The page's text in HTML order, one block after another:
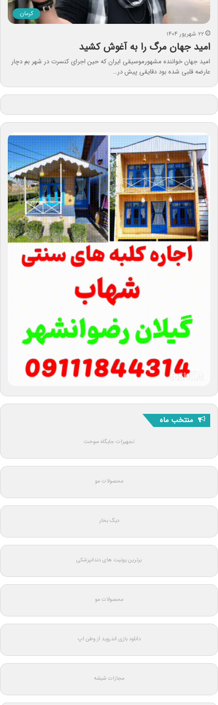
کرمان
۲۲ شهریور ۱۴۰۴
امید جهان مرگ را به آغوش کشید
امید جهان خواننده مشهورموسیقی ایران که حین اجرای کنسرت در شهر بم دچار
عارضه قلبی شده بود دقایقی پیش در…
منتخب ماه
تجهیزات جایگاه سوخت
محصولات مو
دیگ بخار
برترین یونیت های دندانپزشکی
محصولات مو
دانلود بازی اندروید از وطن اپ
مجازات شیشه